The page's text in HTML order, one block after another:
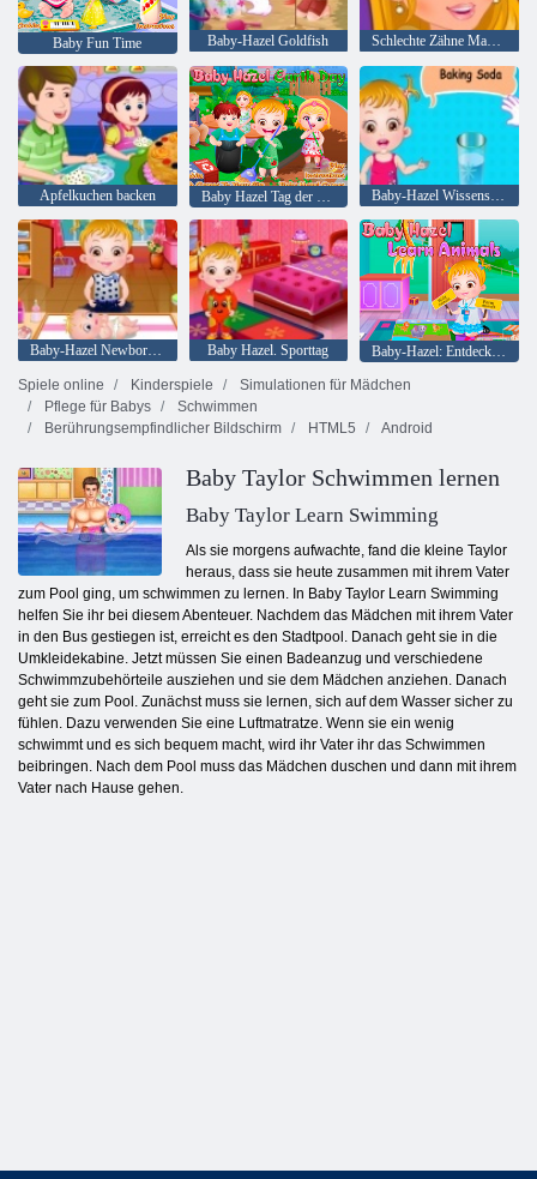
Baby Fun Time Baby-Hazel Goldfish Schlechte Zähne Makeover
Apfelkuchen backen Baby Hazel Tag der Erde Baby-Hazel Wissenschaft Fair Play
Baby-Hazel Newborn Impfung Baby Hazel. Sporttag
Baby-Hazel: Entdecken Sie die Tiere
Spiele online
Kinderspiele
Simulationen für Mädchen
Pflege für Babys
Schwimmen
Berührungsempfindlicher Bildschirm
HTML5 Android
Baby Taylor Schwimmen lernen
Baby Taylor Learn Swimming
Als sie morgens aufwachte, fand die kleine Taylor
heraus, dass sie heute zusammen mit ihrem Vater
zum Pool ging, um schwimmen zu lernen. In Baby Taylor Learn Swimming
helfen Sie ihr bei diesem Abenteuer. Nachdem das Mädchen mit ihrem Vater
in den Bus gestiegen ist, erreicht es den Stadtpool. Danach geht sie in die
Umkleidekabine. Jetzt müssen Sie einen Badeanzug und verschiedene
Schwimmzubehörteile ausziehen und sie dem Mädchen anziehen. Danach
geht sie zum Pool. Zunächst muss sie lernen, sich auf dem Wasser sicher zu
fühlen. Dazu verwenden Sie eine Luftmatratze. Wenn sie ein wenig
schwimmt und es sich bequem macht, wird ihr Vater ihr das Schwimmen
beibringen. Nach dem Pool muss das Mädchen duschen und dann mit ihrem
Vater nach Hause gehen.